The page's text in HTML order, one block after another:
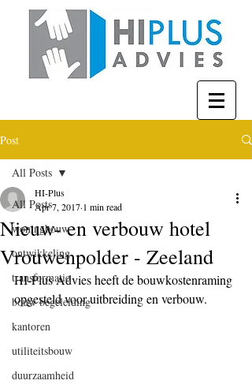
Post
All Posts
woningbouw
ontwikkeling
transformatie
bouw begeleiding
kantoren
utiliteitsbouw
duurzaamheid
All Posts
Nieuw- en verbouw hotel
Vrouwenpolder - Zeeland
HI-Plus
Apr 7, 2017 1 min read
HI-Plus Advies heeft de bouwkostenraming
opgesteld voor uitbreiding en verbouw.